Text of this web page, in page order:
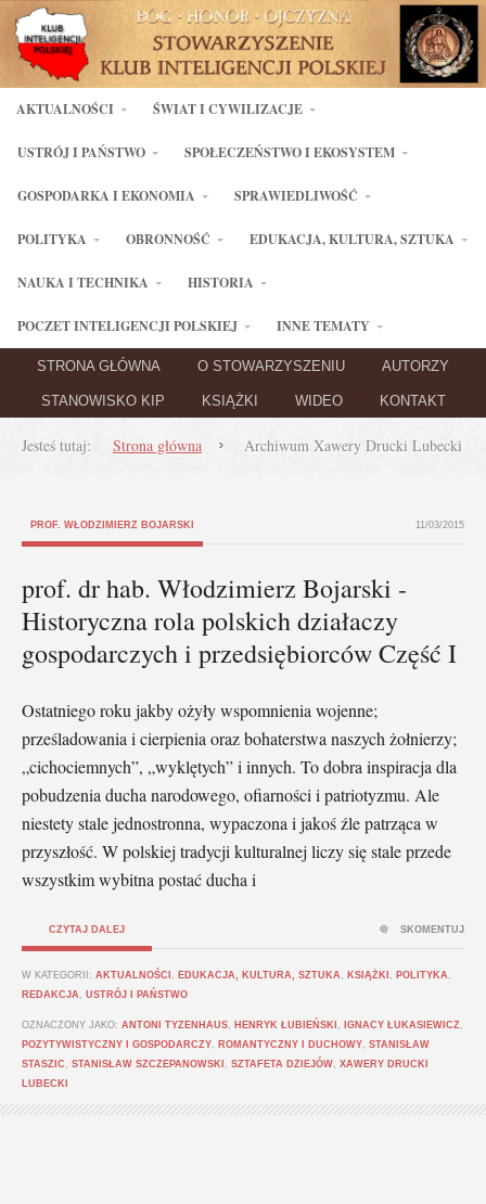
AKTUALNOŚCI ŚWIAT I CYWILIZACJE
USTRÓJ I PAŃSTWO SPOŁECZEŃSTWO I EKOSYSTEM
GOSPODARKA I EKONOMIA SPRAWIEDLIWOŚĆ
POLITYKA OBRONNOŚĆ EDUKACJA, KULTURA, SZTUKA
NAUKA I TECHNIKA HISTORIA
POCZET INTELIGENCJI POLSKIEJ INNE TEMATY
STRONA GŁÓWNA O STOWARZYSZENIU AUTORZY
STANOWISKO KIP KSIĄŻKI WIDEO KONTAKT
Jesteś tutaj: Strona główna Archiwum Xawery Drucki Lubecki
PROF. WŁODZIMIERZ BOJARSKI 11/03/2015
prof. dr hab. Włodzimierz Bojarski -
Historyczna rola polskich działaczy
gospodarczych i przedsiębiorców Część I
Ostatniego roku jakby ożyły wspomnienia wojenne;
prześladowania i cierpienia oraz bohaterstwa naszych żołnierzy;
„cichociemnych”, „wyklętych” i innych. To dobra inspiracja dla
pobudzenia ducha narodowego, ofiarności i patriotyzmu. Ale
niestety stale jednostronna, wypaczona i jakoś źle patrząca w
przyszłość. W polskiej tradycji kulturalnej liczy się stale przede
wszystkim wybitna postać ducha i
CZYTAJ DALEJ
W KATEGORII: AKTUALNOŚCI EDUKACJA, KULTURA, SZTUKA KSIĄŻKI POLITYKA
REDAKCJA
USTRÓJ I PAŃSTWO
OZNACZONY JAKO: ANTONI TYZENHAUS HENRYK ŁUBIEŃSKI IGNACY ŁUKASIEWICZ
POZYTYWISTYCZNY I GOSPODARCZY
ROMANTYCZNY I DUCHOWY STANISŁAW
STASZIC
STANISŁAW SZCZEPANOWSKI SZTAFETA DZIEJÓW XAWERY DRUCKI
LUBECKI
SKOMENTUJ